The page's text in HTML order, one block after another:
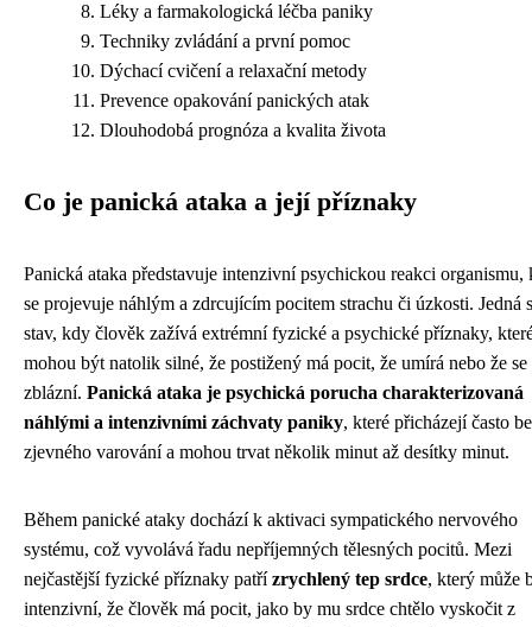
Léky a farmakologická léčba paniky
Techniky zvládání a první pomoc
Dýchací cvičení a relaxační metody
Prevence opakování panických atak
Dlouhodobá prognóza a kvalita života
Co je panická ataka a její příznaky
Panická ataka představuje intenzivní psychickou reakci organismu,
se projevuje náhlým a zdrcujícím pocitem strachu či úzkosti. Jedná
stav, kdy člověk zažívá extrémní fyzické a psychické příznaky,
mohou být natolik silné, že postižený má pocit, že umírá nebo že se
zblázní. Panická ataka je psychická porucha charakterizovaná
náhlými a intenzivními záchvaty paniky, které přicházejí často
zjevného varování a mohou trvat několik minut až desítky minut.
Během panické ataky dochází k aktivaci sympatického nervového
systému, což vyvolává řadu nepříjemných tělesných pocitů. Mezi
nejčastější fyzické příznaky patřízrychlený tep srdce, který může
intenzivní, že člověk má pocit, jako by mu srdce chtělo vyskočit z